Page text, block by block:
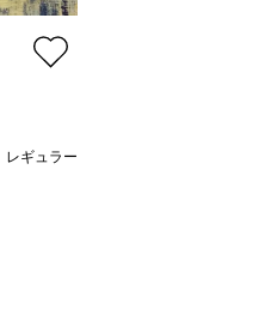
レギュラー